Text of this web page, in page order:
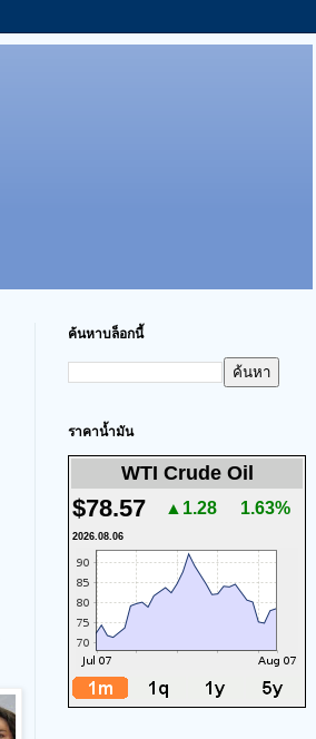
ค้นหาบล็อกนี้
ราคาน้ำมัน
WTI Crude Oil
$78.57 ▲1.28 1.63%
2026.08.06